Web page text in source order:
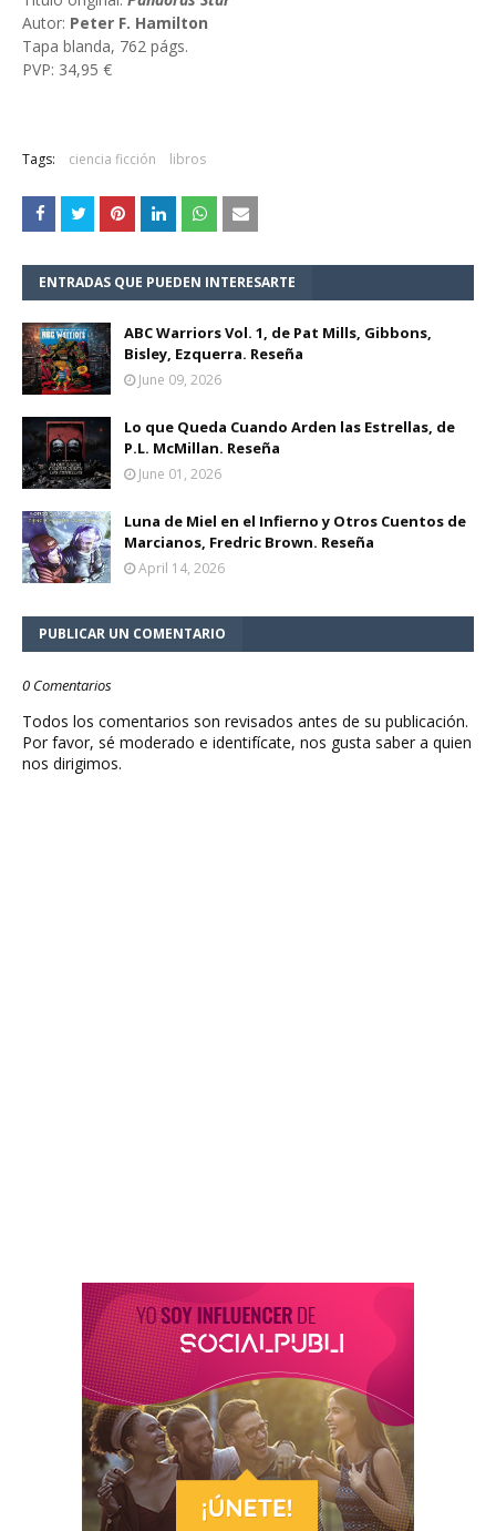
Autor: Peter F. Hamilton
Tapa blanda, 762 págs.
PVP: 34,95 €
Tags: ciencia ficción libros
ENTRADAS QUE PUEDEN INTERESARTE
ABC Warriors Vol. 1, de Pat Mills, Gibbons,
Bisley, Ezquerra. Reseña
June 09, 2026
Lo que Queda Cuando Arden las Estrellas, de
P.L. McMillan. Reseña
June 01, 2026
Luna de Miel en el Infierno y Otros Cuentos de
Marcianos, Fredric Brown. Reseña
April 14, 2026
PUBLICAR UN COMENTARIO
0 Comentarios
Todos los comentarios son revisados antes de su publicación.
Por favor, sé moderado e identifícate, nos gusta saber a quien
nos dirigimos.